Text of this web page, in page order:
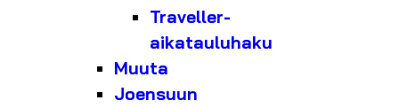
Traveller-
aikatauluhaku
Muuta
Joensuun